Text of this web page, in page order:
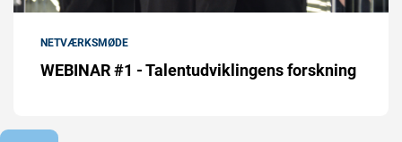
NETVÆRKSMØDE
WEBINAR #1 - Talentudviklingens forskning